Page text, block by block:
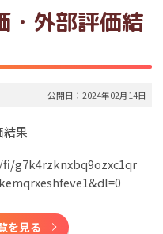
・外部評価結
公開日：2024年02月14日
果
g7k4rzknxbq9ozxc1qr
を見る